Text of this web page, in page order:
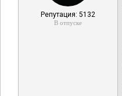
Репутация: 5132
В отпуске